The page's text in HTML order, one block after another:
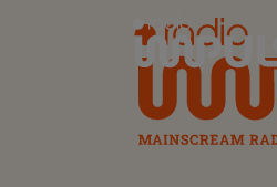
Radio Impuls